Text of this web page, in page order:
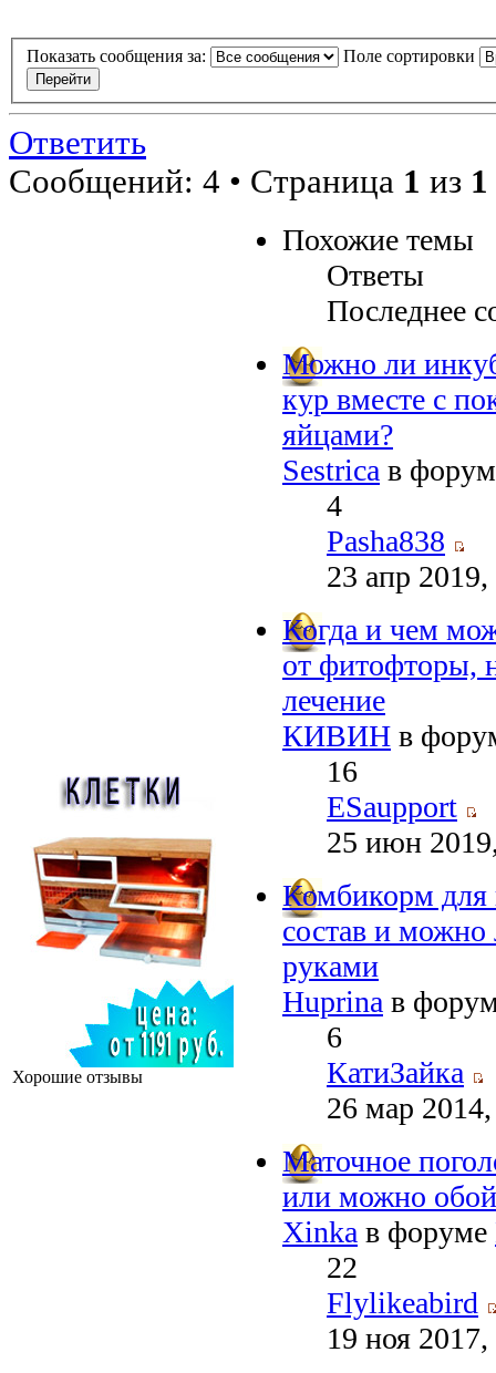
Показать сообщения за: Поле сортировки
Ответить
Сообщений: 4 • Страница 1 из 1
Хорошие отзывы
Похожие темы
Ответы
Последнее
Можно ли
кур вместе с
яйцами?
Sestrica в
4
Pasha838
23 апр
Когда и чем
от фитофторы,
лечение
КИВИН в
16
ESaupport
25 июн
Комбикорм
состав и можно
руками
Huprina в
6
КатиЗайка
26 мар
Маточное
или можно
Xinka в форуме
22
Flylikeabird
19 ноя